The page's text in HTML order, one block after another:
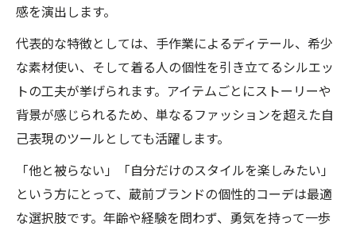
感を演出します。
代表的な特徴としては、手作業によるディテール、希少
な素材使い、そして着る人の個性を引き立てるシルエッ
トの工夫が挙げられます。アイテムごとにストーリーや
背景が感じられるため、単なるファッションを超えた自
己表現のツールとしても活躍します。
「他と被らない」「自分だけのスタイルを楽しみたい」
という方にとって、蔵前ブランドの個性的コーデは最適
な選択肢です。年齢や経験を問わず、勇気を持って一歩